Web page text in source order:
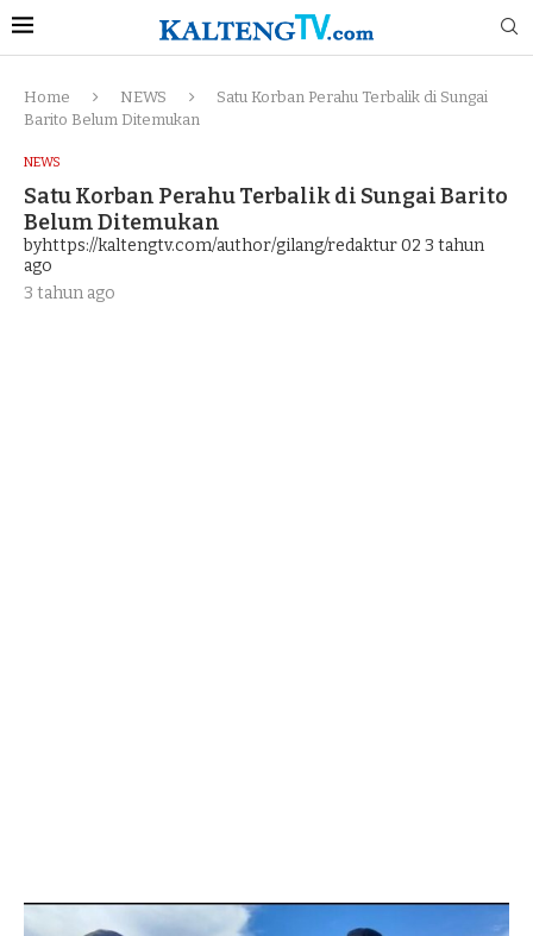
Home NEWS
Satu Korban Perahu Terbalik di Sungai
Barito Belum Ditemukan
NEWS
Satu Korban Perahu Terbalik di Sungai Barito
Belum Ditemukan
byhttps://kaltengtv.com/author/gilang/redaktur 02 3 tahun
ago
3 tahun ago